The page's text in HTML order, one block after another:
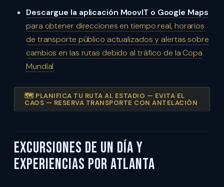
Descargue la aplicación MoovIT o Google Maps
para obtener direcciones en tiempo real, horarios
de transporte público actualizados y alertas sobre
cambios en las rutas debido al tráfico de la Copa
Mundial
🗺️ PLANIFICA TU RUTA AL ESTADIO — EVITA EL
CAOS — RESERVA TRANSPORTE CON ANTELACIÓN
Excursiones de Un Día y
Experiencias por Atlanta